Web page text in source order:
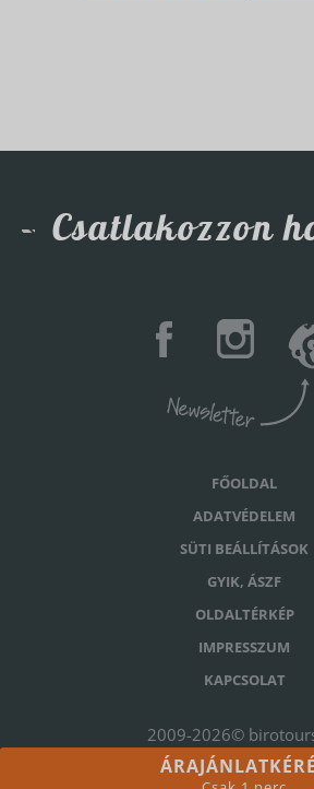
Csatlakozzon
2009-2026©
FŐOLDAL
ADATVÉDELEM
SÜTI BEÁLLÍTÁSOK
GYIK, ÁSZF
OLDALTÉRKÉP
IMPRESSZUM
KAPCSOLAT
site by